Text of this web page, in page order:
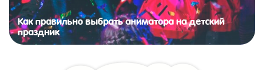
Как правильно выбрать аниматора на детский
праздник